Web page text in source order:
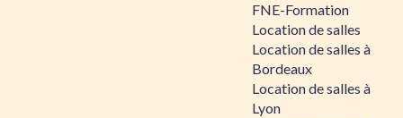
FNE-Formation
Location de salles
Location de salles à
Bordeaux
Location de salles à
Lyon